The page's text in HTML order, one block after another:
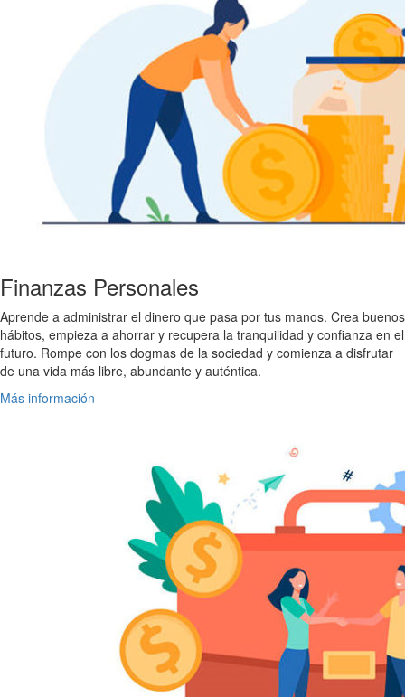
Finanzas Personales
Aprende a administrar el dinero que pasa por tus manos. Crea buenos
hábitos, empieza a ahorrar y recupera la tranquilidad y confianza en el
futuro. Rompe con los dogmas de la sociedad y comienza a disfrutar
de una vida más libre, abundante y auténtica.
Más información